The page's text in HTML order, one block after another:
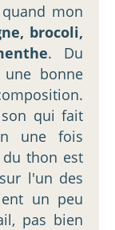
mon
brocoli,
. Du
bonne
qui fait
une fois
thon est
l'un des
un peu
pas bien